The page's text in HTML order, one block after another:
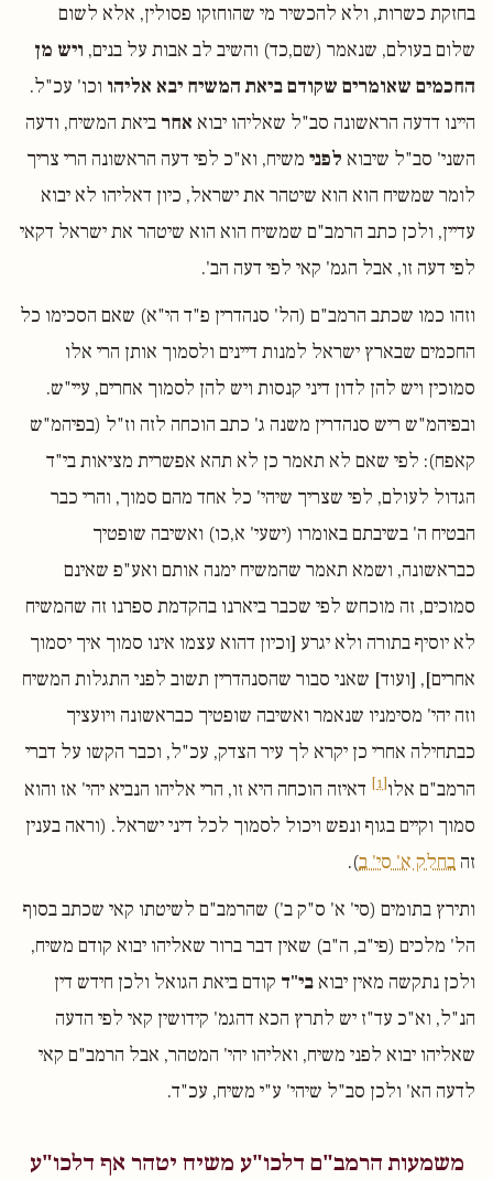
בחזקת כשרות, ולא להכשיר מי שהוחזקו פסולין, אלא לשום
שלום בעולם, שנאמר (שם,כד) והשיב לב אבות על בנים, ויש מן
החכמים שאומרים שקודם ביאת המשיח יבא אליהו וכו' עכ"ל.
היינו דדעה הראשונה סב"ל שאליהו יבוא אחר ביאת המשיח, ודעה
השני' סב"ל שיבוא לפני משיח, וא"כ לפי דעה הראשונה הרי צריך
לומר שמשיח הוא הוא שיטהר את ישראל, כיון דאליהו לא יבוא
עדיין, ולכן כתב הרמב"ם שמשיח הוא הוא שיטהר את ישראל דקאי
לפי דעה זו, אבל הגמ' קאי לפי דעה הב'.
וזהו כמו שכתב הרמב"ם (הל' סנהדרין פ"ד הי"א) שאם הסכימו כל
החכמים שבארץ ישראל למנות דיינים ולסמוך אותן הרי אלו
סמוכין ויש להן לדון דיני קנסות ויש להן לסמוך אחרים, עיי"ש.
ובפיהמ"ש ריש סנהדרין משנה ג' כתב הוכחה לזה וז"ל (בפיהמ"ש
קאפח): לפי שאם לא תאמר כן לא תהא אפשרית מציאות בי"ד
הגדול לעולם, לפי שצריך שיהי' כל אחד מהם סמוך, והרי כבר
הבטיח ה' בשיבתם באומרו (ישעי' א,כו) ואשיבה שופטיך
כבראשונה, ושמא תאמר שהמשיח ימנה אותם ואע"פ שאינם
סמוכים, זה מוכחש לפי שכבר ביארנו בהקדמת ספרנו זה שהמשיח
לא יוסיף בתורה ולא יגרע [וכיון דהוא עצמו אינו סמוך איך יסמוך
אחרים], [ועוד] שאני סבור שהסנהדרין תשוב לפני התגלות המשיח
וזה יהי' מסימניו שנאמר ואשיבה שופטיך כבראשונה ויועציך
כבתחילה אחרי כן יקרא לך עיר הצדק, עכ"ל, וכבר הקשו על דברי
הרמב"ם אלו[1]
דאיזה הוכחה היא זו, הרי אליהו הנביא יהי' אז והוא
סמוך וקיים בגוף ונפש ויכול לסמוך לכל דיני ישראל. (וראה בענין
זה בחלק א' סי' ב).
ותירץ בתומים (סי' א' ס"ק ב') שהרמב"ם לשיטתו קאי שכתב בסוף
הל' מלכים (פי"ב, ה"ב) שאין דבר ברור שאליהו יבוא קודם משיח,
ולכן נתקשה מאין יבואבי"ד קודם ביאת הגואל ולכן חידש דין
הנ"ל, וא"כ עד"ז יש לתרץ הכא דהגמ' קידושין קאי לפי הדעה
שאליהו יבוא לפני משיח, ואליהו יהי' המטהר, אבל הרמב"ם קאי
לדעה הא' ולכן סב"ל שיהי' ע"י משיח, עכ"ד.
משמעות הרמב"ם דלכו"ע משיח יטהר אף דלכו"ע